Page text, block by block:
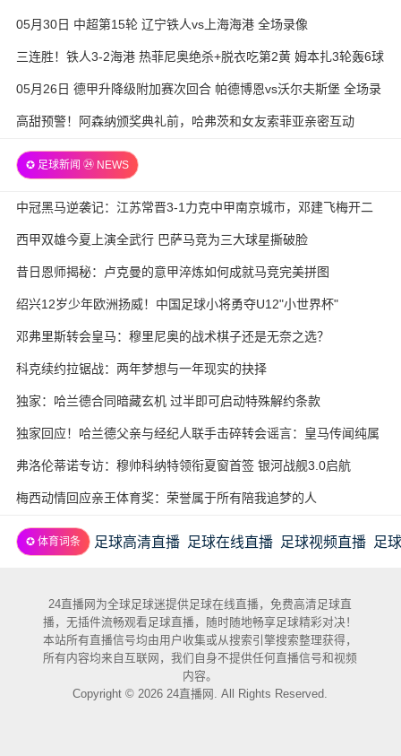
05月30日 中超第15轮 辽宁铁人vs上海海港 全场录像
三连胜！铁人3-2海港 热菲尼奥绝杀+脱衣吃第2黄 姆本扎3轮轰6球
05月26日 德甲升降级附加赛次回合 帕德博恩vs沃尔夫斯堡 全场录
像
高甜预警！阿森纳颁奖典礼前，哈弗茨和女友索菲亚亲密互动
✪ 足球新闻 ㉔ NEWS
中冠黑马逆袭记：江苏常晋3-1力克中甲南京城市，邓建飞梅开二
度
西甲双雄今夏上演全武行 巴萨马竞为三大球星撕破脸
昔日恩师揭秘：卢克曼的意甲淬炼如何成就马竞完美拼图
绍兴12岁少年欧洲扬威！中国足球小将勇夺U12"小世界杯"
邓弗里斯转会皇马：穆里尼奥的战术棋子还是无奈之选？
科克续约拉锯战：两年梦想与一年现实的抉择
独家：哈兰德合同暗藏玄机 过半即可启动特殊解约条款
独家回应！哈兰德父亲与经纪人联手击碎转会谣言：皇马传闻纯属
虚构
弗洛伦蒂诺专访：穆帅科纳特领衔夏窗首签 银河战舰3.0启航
梅西动情回应亲王体育奖：荣誉属于所有陪我追梦的人
✪ 体育词条 足球高清直播 足球在线直播 足球视频直播 足
24直播网为全球足球迷提供足球在线直播，免费高清足球直
播，无插件流畅观看足球直播，随时随地畅享足球精彩对决！
本站所有直播信号均由用户收集或从搜索引擎搜索整理获得，
所有内容均来自互联网，我们自身不提供任何直播信号和视频
内容。
Copyright © 2026 24直播网. All Rights Reserved.